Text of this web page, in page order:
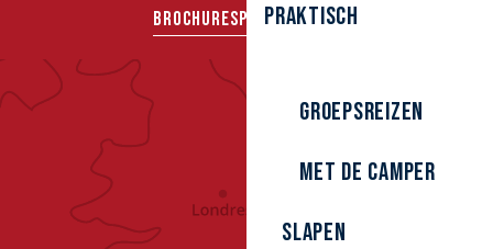
Praktisch
Groepsreizen
Met de camper
Slapen
BROCHURESPERSGROEPEN